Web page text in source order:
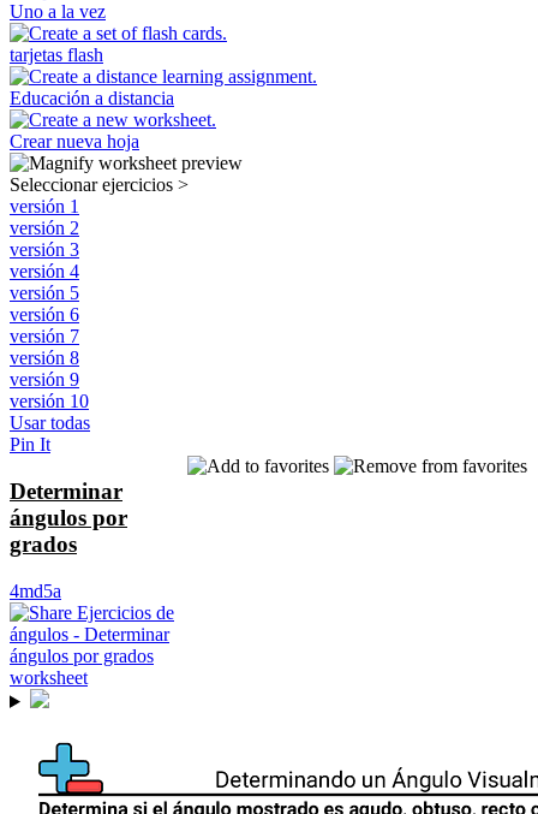
Uno a la vez
tarjetas flash
Educación a distancia
Crear nueva hoja
Seleccionar ejercicios >
versión 1
versión 2
versión 3
versión 4
versión 5
versión 6
versión 7
versión 8
versión 9
versión 10
Usar todas
Pin It
Determinar
ángulos por
grados
4md5a